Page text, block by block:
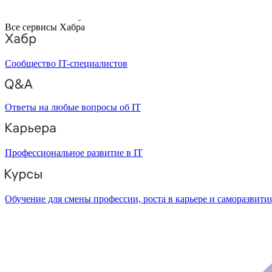
Все сервисы Хабра
Сообщество IT-специалистов
Ответы на любые вопросы об IT
Профессиональное развитие в IT
Обучение для смены профессии, роста в карьере и